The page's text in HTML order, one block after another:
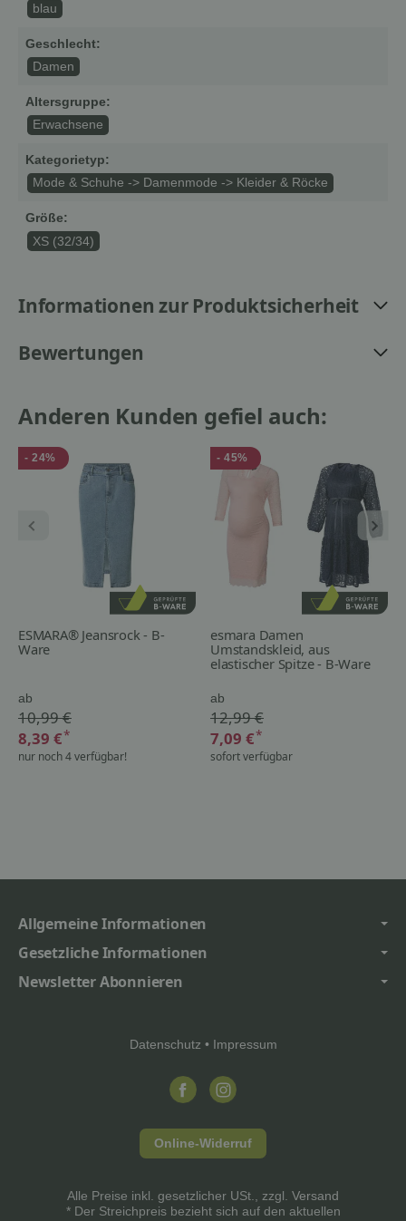
blau
Geschlecht:
Damen
Altersgruppe:
Erwachsene
Kategorietyp:
Mode & Schuhe -> Damenmode -> Kleider & Röcke
Größe:
XS (32/34)
Informationen zur Produktsicherheit
Bewertungen
Anderen Kunden gefiel auch:
- 24%
ESMARA® Jeansrock - B-
Ware
ab
10,99 €
8,39 €*
nur noch 4 verfügbar!
- 45%
esmara Damen
Umstandskleid, aus
elastischer Spitze - B-Ware
ab
12,99 €
7,09 €*
sofort verfügbar
Allgemeine Informationen
Gesetzliche Informationen
Newsletter Abonnieren
Datenschutz • Impressum
Online-Widerruf
Alle Preise inkl. gesetzlicher USt., zzgl. Versand
* Der Streichpreis bezieht sich auf den aktuellen